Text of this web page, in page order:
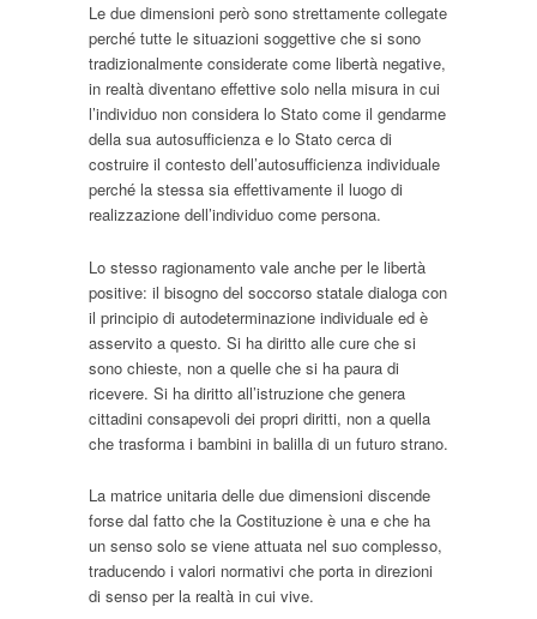
Le due dimensioni però sono strettamente collegate
perché tutte le situazioni soggettive che si sono
tradizionalmente considerate come libertà negative,
in realtà diventano effettive solo nella misura in cui
l’individuo non considera lo Stato come il gendarme
della sua autosufficienza e lo Stato cerca di
costruire il contesto dell’autosufficienza individuale
perché la stessa sia effettivamente il luogo di
realizzazione dell’individuo come persona.
Lo stesso ragionamento vale anche per le libertà
positive: il bisogno del soccorso statale dialoga con
il principio di autodeterminazione individuale ed è
asservito a questo. Si ha diritto alle cure che si
sono chieste, non a quelle che si ha paura di
ricevere. Si ha diritto all’istruzione che genera
cittadini consapevoli dei propri diritti, non a quella
che trasforma i bambini in balilla di un futuro strano.
La matrice unitaria delle due dimensioni discende
forse dal fatto che la Costituzione è una e che ha
un senso solo se viene attuata nel suo complesso,
traducendo i valori normativi che porta in direzioni
di senso per la realtà in cui vive.